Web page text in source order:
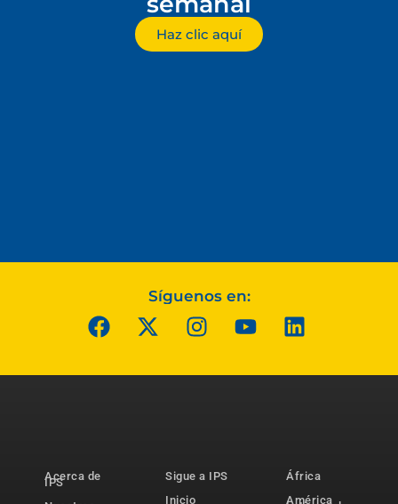
Haz clic aquí
Síguenos en:
Acerca de
IPS
Sigue a IPS
Inicio
África
América